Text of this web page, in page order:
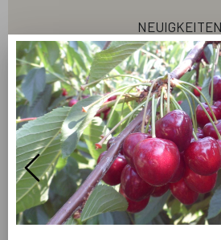
neuigkeiten
Braunschweigs größter
vor 5 Jahren
leckere Suppen aus
Fleischerei Leiste aus Bad
super leckere Suppen
Wildgulaschsuppe und